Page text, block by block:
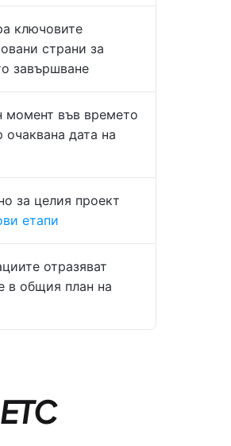
ключовите
страни за
завършване
момент във времето
очаквана дата на
за целия проект
етапи
отразяват
в общия план на